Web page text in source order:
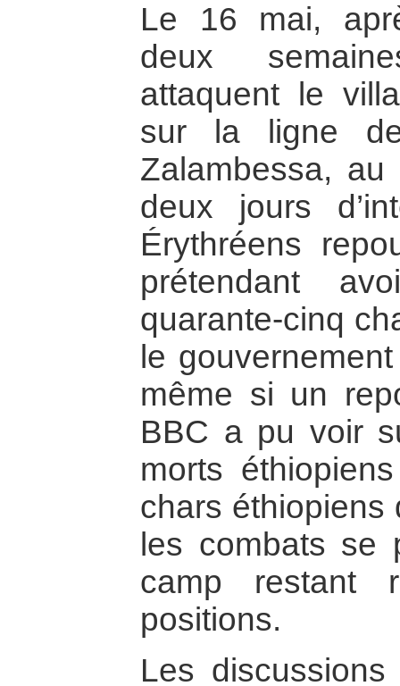
Le 16 mai,
deux
attaquent le
sur la ligne
Zalambessa, au
deux jours
Érythréens
prétendant
quarante-cinq
le
même si un
BBC a pu voir
morts
chars éthiopiens
les combats se
camp restant
positions.
Les